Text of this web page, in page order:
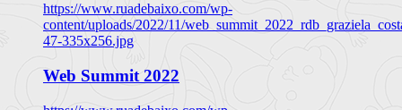
https://www.ruadebaixo.com/wp-
content/uploads/2022/11/
47-335x256.jpg
Web Summit 2022